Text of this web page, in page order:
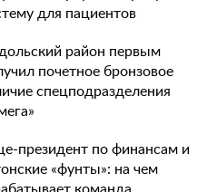
для пациентов
район первым
почетное бронзовое
спецподразделения
президент по финансам и
«фунты»: на чем